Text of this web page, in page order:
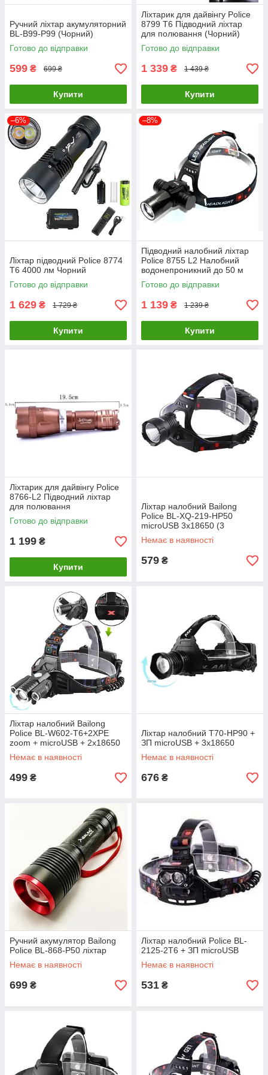
аксесуарами: зарядними пристроями, темляками,
фільтрами, акумуляторами. Вам не доведеться витрачати
гроші і час на купівлю супутніх товарів. Замість цього можна
відразу ж взяти ліхтарик поліс відправлятися відпочивати на
природу.
Ручний ліхтар акумуляторний
BL-B99-P99 (Чорний)
Готово до відправки
599 ₴ 699 ₴
Купити
Ліхтарик для дайвінгу Police
8799 T6 Підводний ліхтар
для полювання (Чорний)
Готово до відправки
1 339 ₴ 1 439 ₴
Купити
–6%
Ліхтар підводний Police 8774
T6 4000 лм Чорний
Готово до відправки
1 629 ₴ 1 729 ₴
Купити
–8%
Підводний налобний ліхтар
Police 8755 L2 Налобний
водонепроникний до 50 м
Готово до відправки
1 139 ₴ 1 239 ₴
Купити
Ліхтарик для дайвінгу Police
8766-L2 Підводний ліхтар
для полювання
Готово до відправки
1 199 ₴
Купити
Ліхтар налобний Bailong
Police BL-XQ-219-HP50
microUSB 3х18650 (3
режими)
Немає в наявності
579 ₴
Ліхтар налобний Bailong
Police BL-W602-T6+2XPE
zoom + microUSB + 2х18650
(4 режими)
Немає в наявності
499 ₴
Ліхтар налобний T70-HP90 +
ЗП microUSB + 3x18650
Немає в наявності
676 ₴
Ручний акумулятор Bailong
Police BL-868-P50 ліхтар
Немає в наявності
699 ₴
Ліхтар налобний Police BL-
2125-2T6 + ЗП microUSB
Немає в наявності
531 ₴